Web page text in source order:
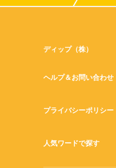
ディップ（株）
ヘルプ＆お問い合わせ
プライバシーポリシー
人気ワードで探す